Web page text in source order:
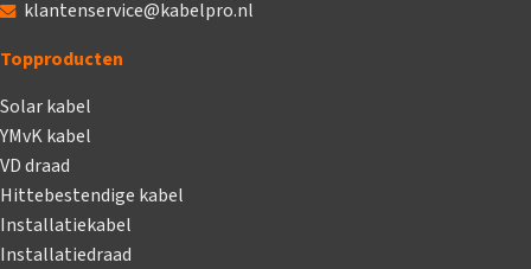
klantenservice@kabelpro.nl
Topproducten
Solar kabel
YMvK kabel
VD draad
Hittebestendige kabel
Installatiekabel
Installatiedraad